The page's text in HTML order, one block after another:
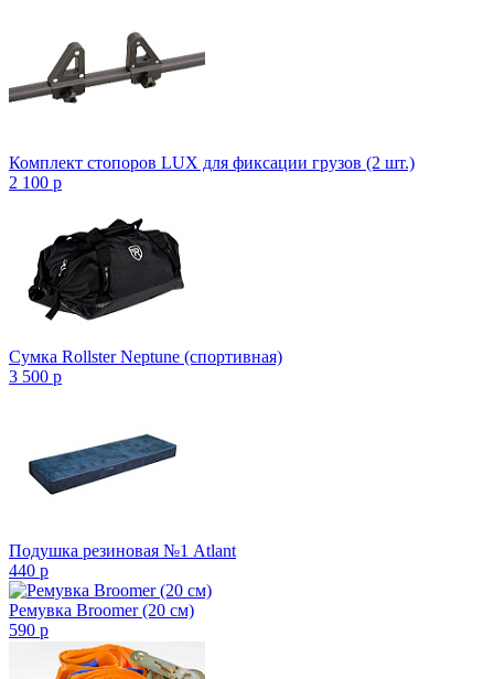
Комплект стопоров LUX для фиксации грузов (2 шт.)
2 100 p
Сумка Rollster Neptune (спортивная)
3 500 p
Подушка резиновая №1 Atlant
440 p
Ремувка Broomer (20 см)
590 p